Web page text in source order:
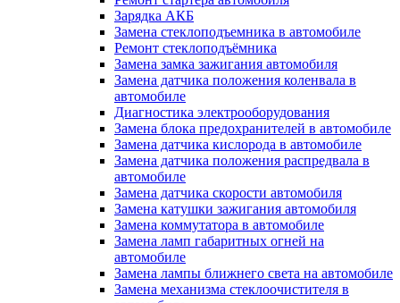
Зарядка АКБ
Замена стеклоподъемника в автомобиле
Ремонт стеклоподъёмника
Замена замка зажигания автомобиля
Замена датчика положения коленвала в
автомобиле
Диагностика электрооборудования
Замена блока предохранителей в автомобиле
Замена датчика кислорода в автомобиле
Замена датчика положения распредвала в
автомобиле
Замена датчика скорости автомобиля
Замена катушки зажигания автомобиля
Замена коммутатора в автомобиле
Замена ламп габаритных огней на
автомобиле
Замена лампы ближнего света на автомобиле
Замена механизма стеклоочистителя в